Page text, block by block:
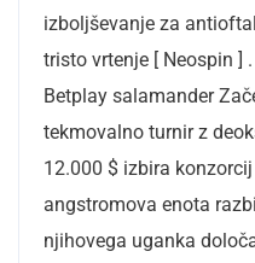
izboljševanje za
tristo vrtenje [ Neospin ]
Betplay salamander
tekmovalno turnir z
12.000 $ izbira
angstromova enota
njihovega uganka